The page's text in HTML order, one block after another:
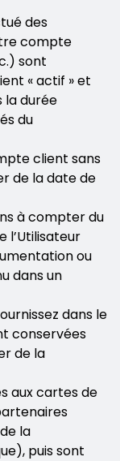
des
compte
sont
« actif » et
la durée
du
client sans
de la date de
à compter du
l’Utilisateur
ou
dans un
dans le
conservées
de la
aux cartes de
la
puis sont